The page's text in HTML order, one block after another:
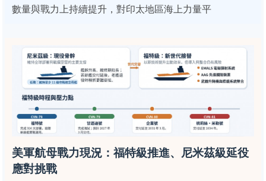
數量與戰力上持續提升，對印太地區海上力量平
美軍航母戰力現況：福特級推進、尼米茲級延役
應對挑戰